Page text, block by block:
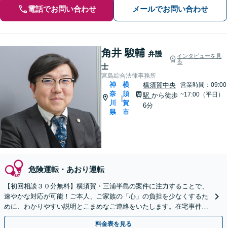
電話でお問い合わせ メールでお問い合わせ
角井 駿輔 弁護
士
インタビューを見
る
宮島綜合法律事務所
神
奈
川
県
|
横
須
賀
市
横須賀中央
駅 から徒歩
6分
営業時間：09:00
~17:00（平日）
危険運転・あおり運転
【初回相談３０分無料】横須賀・三浦半島の案件に注力することで、
速やかな対応が可能！ご本人、ご家族の「心」の負担を少なくするた
めに、わかりやすい説明とこまめなご連絡をいたします。在宅事件で
も「油断禁物」です【横須賀中央駅6分】
料金表を見る